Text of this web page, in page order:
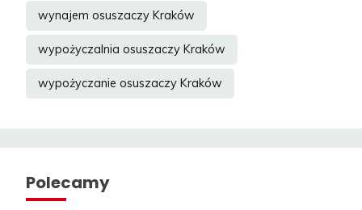
wynajem osuszaczy Kraków
wypożyczalnia osuszaczy Kraków
wypożyczanie osuszaczy Kraków
Polecamy